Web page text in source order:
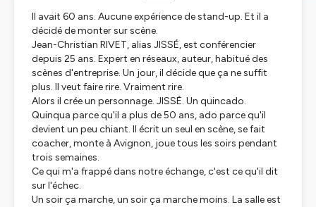
Il avait 60 ans. Aucune expérience de stand-up. Et il a
décidé de monter sur scène.
Jean-Christian RIVET, alias JISSÉ, est conférencier
depuis 25 ans. Expert en réseaux, auteur, habitué des
scènes d'entreprise. Un jour, il décide que ça ne suffit
plus. Il veut faire rire. Vraiment rire.
Alors il crée un personnage. JISSÉ. Un quincado.
Quinqua parce qu'il a plus de 50 ans, ado parce qu'il
devient un peu chiant. Il écrit un seul en scène, se fait
coacher, monte à Avignon, joue tous les soirs pendant
trois semaines.
Ce qui m'a frappé dans notre échange, c'est ce qu'il dit
sur l'échec.
Un soir ça marche, un soir ça marche moins. La salle est